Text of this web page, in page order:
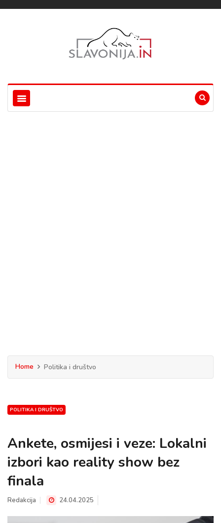
Home Politika i društvo
POLITIKA I DRUŠTVO
Ankete, osmijesi i veze: Lokalni
izbori kao reality show bez
finala
Redakcija 24.04.2025